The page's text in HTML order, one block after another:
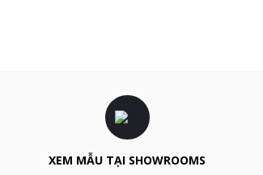
XEM MẪU TẠI SHOWROOMS